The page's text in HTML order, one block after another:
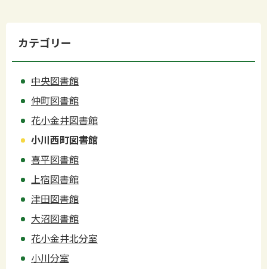
カテゴリー
中央図書館
仲町図書館
花小金井図書館
小川西町図書館
喜平図書館
上宿図書館
津田図書館
大沼図書館
花小金井北分室
小川分室